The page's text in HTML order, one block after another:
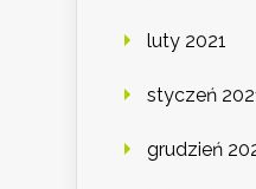
luty 2021
styczeń
grudzień